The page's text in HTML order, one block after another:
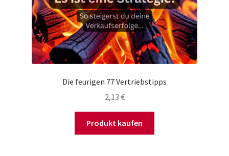
Die feurigen 77 Vertriebstipps
2,13 €
Produkt kaufen